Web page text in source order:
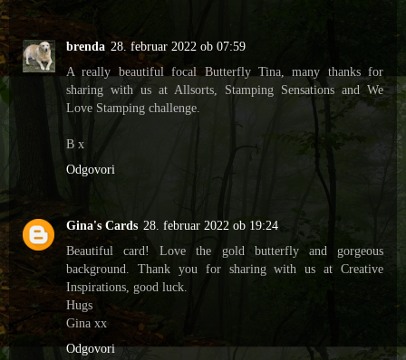
brenda 28. februar 2022 ob 07:59
A really beautiful focal Butterfly Tina, many thanks for
sharing with us at Allsorts, Stamping Sensations and We
Love Stamping challenge.
B x
Odgovori
Gina's Cards 28. februar 2022 ob 19:24
Beautiful card! Love the gold butterfly and gorgeous
background. Thank you for sharing with us at Creative
Inspirations, good luck.
Hugs
Gina xx
Odgovori